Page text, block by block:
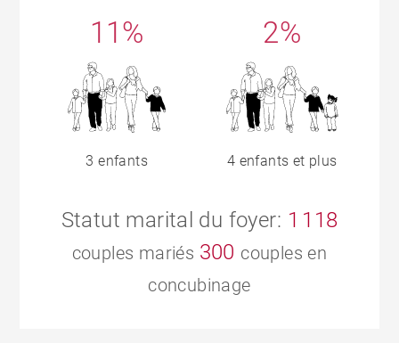
11%
3 enfants
2%
4 enfants et plus
Statut marital du foyer: 1 118
couples mariés 300 couples en
concubinage